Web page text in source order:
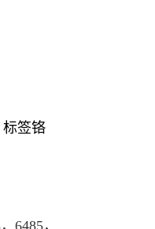
签铬
6485，